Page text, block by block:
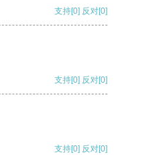
支持[0] 反对[0]
支持[0] 反对[0]
支持[0] 反对[0]